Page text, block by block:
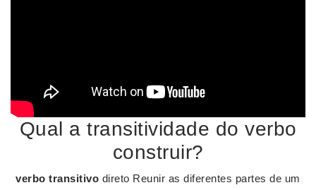
Qual a transitividade do verbo
construir?
verbo transitivo direto Reunir as diferentes partes de um